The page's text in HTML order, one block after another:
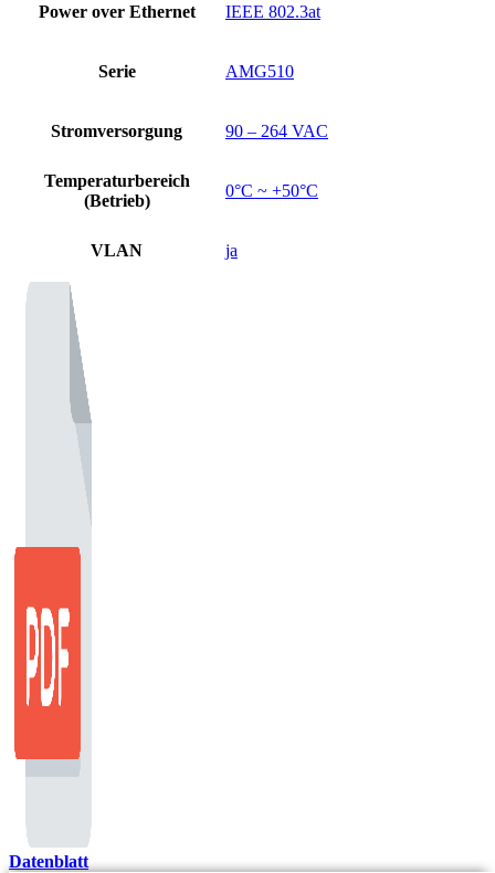
Power over Ethernet IEEE 802.3at
Serie AMG510
Stromversorgung 90 – 264 VAC
Temperaturbereich
(Betrieb)
0°C ~ +50°C
VLAN ja
Datenblatt